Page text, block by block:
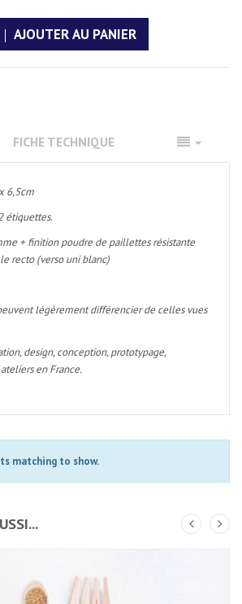
AJOUTER AU PANIER
FICHE TECHNIQUE
6,5cm
étiquettes.
+ finition poudre de paillettes résistante
recto (verso uni blanc)
légèrement différencier de celles vues
design, conception, prototypage,
en France.
matching to show.